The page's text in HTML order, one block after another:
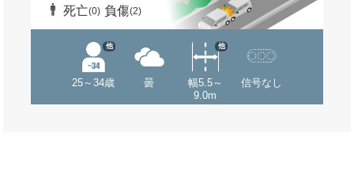
死亡(0) 負傷(2)
25～34歳
他
曇
幅5.5～
9.0m
他
信号なし